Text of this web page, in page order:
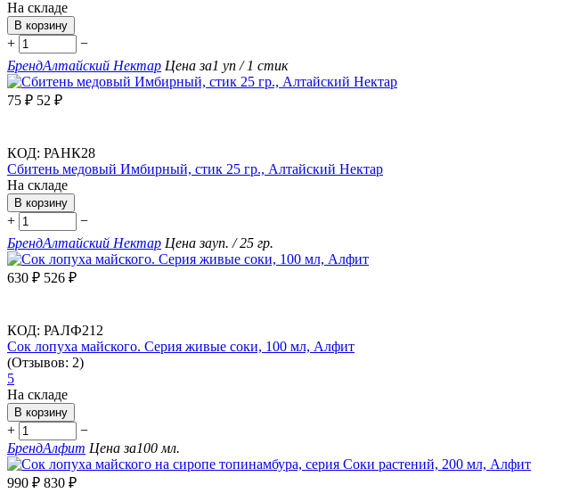
На складе
В корзину
+
−
БрендАлтайский Нектар Цена за1 уп / 1 стик
75 ₽ 52 ₽
КОД: РАНК28
Сбитень медовый Имбирный, стик 25 гр., Алтайский Нектар
На складе
В корзину
+
−
БрендАлтайский Нектар Цена зауп. / 25 гр.
630 ₽ 526 ₽
КОД: РАЛФ212
Сок лопуха майского. Серия живые соки, 100 мл, Алфит
(Отзывов: 2)
5
На складе
В корзину
+
−
БрендАлфит Цена за100 мл.
990 ₽ 830 ₽